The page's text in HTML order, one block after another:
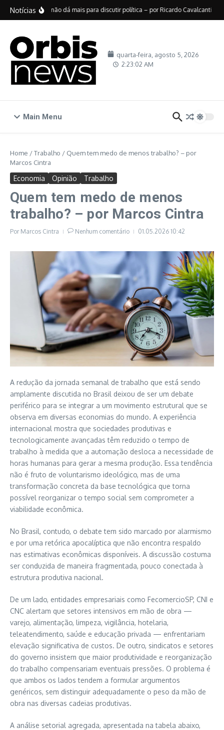
Ir para o conteúdo
Notícias
No Brasil, não dá mais para discutir política – por Ricardo Cavalcanti
quarta-feira, agosto 5, 2026
2:23:03 AM
Main Menu
Home /Trabalho / Quem tem medo de menos trabalho? – por
Marcos Cintra
Economia Opinião Trabalho
Quem tem medo de menos
trabalho? – por Marcos Cintra
Por Marcos Cintra Nenhum comentário 01.05.2026 10:42
A redução da jornada semanal de trabalho que está sendo
amplamente discutida no Brasil deixou de ser um debate
periférico para se integrar a um movimento estrutural que se
observa em diversas economias do mundo. A experiência
internacional mostra que sociedades produtivas e
tecnologicamente avançadas têm reduzido o tempo de
trabalho à medida que a automação desloca a necessidade de
horas humanas para gerar a mesma produção. Essa tendência
não é fruto de voluntarismo ideológico, mas de uma
transformação concreta da base tecnológica que torna
possível reorganizar o tempo social sem comprometer a
viabilidade econômica.
No Brasil, contudo, o debate tem sido marcado por alarmismo
e por uma retórica apocalíptica que não encontra respaldo
nas estimativas econômicas disponíveis. A discussão costuma
ser conduzida de maneira fragmentada, pouco conectada à
estrutura produtiva nacional.
De um lado, entidades empresariais como FecomercioSP, CNI e
CNC alertam que setores intensivos em mão de obra —
varejo, alimentação, limpeza, vigilância, hotelaria,
teleatendimento, saúde e educação privada — enfrentariam
elevação significativa de custos. De outro, sindicatos e setores
do governo insistem que maior produtividade e reorganização
do trabalho compensariam eventuais pressões. O problema é
que ambos os lados tendem a formular argumentos
genéricos, sem distinguir adequadamente o peso da mão de
obra nas diversas cadeias produtivas.
A análise setorial agregada, apresentada na tabela abaixo,